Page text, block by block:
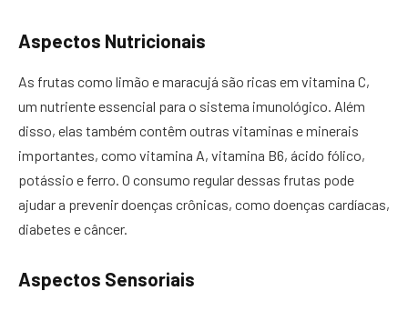
Aspectos Nutricionais
As frutas como limão e maracujá são ricas em vitamina C,
um nutriente essencial para o sistema imunológico. Além
disso, elas também contêm outras vitaminas e minerais
importantes, como vitamina A, vitamina B6, ácido fólico,
potássio e ferro. O consumo regular dessas frutas pode
ajudar a prevenir doenças crônicas, como doenças cardíacas,
diabetes e câncer.
Aspectos Sensoriais